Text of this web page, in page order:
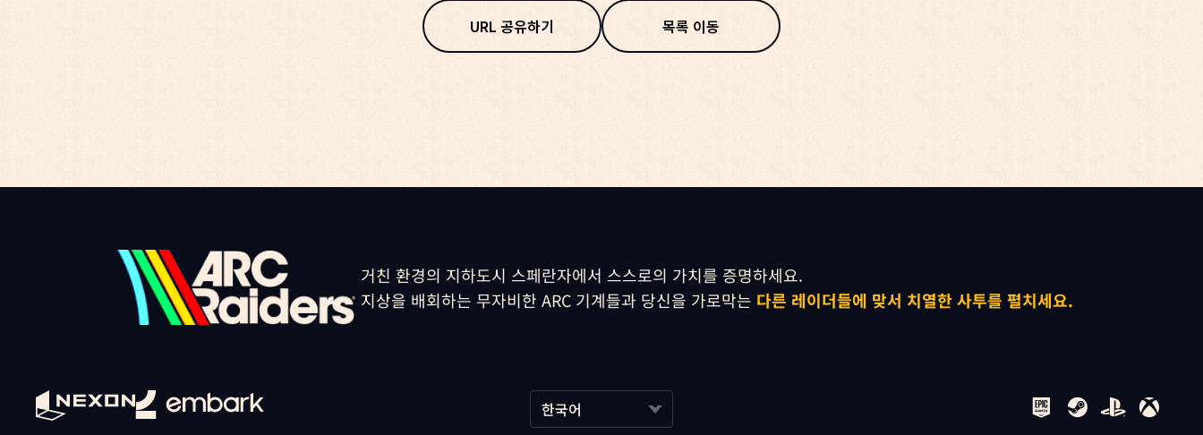
URL 공유하기 목록 이동
거친 환경의 지하도시 스페란자에서 스스로의 가치를 증명하세요.
지상을 배회하는 무자비한 ARC 기계들과 당신을 가로막는 다른 레이더들에 맞서 치열한 사투를 펼치세요.
한국어